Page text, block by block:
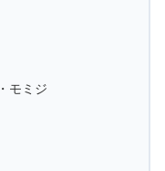
モミジ